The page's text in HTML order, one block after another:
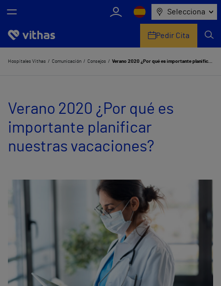
Selecciona
Nosotros
Servicios de salud
Equipo médico y asistencial
Comunicación
Pedir Cita
Hospitales Vithas Comunicación Consejos Verano 2020 ¿Por qué es importante planificar nuestras vacaciones?
Verano 2020 ¿Por qué es
importante planificar
nuestras vacaciones?